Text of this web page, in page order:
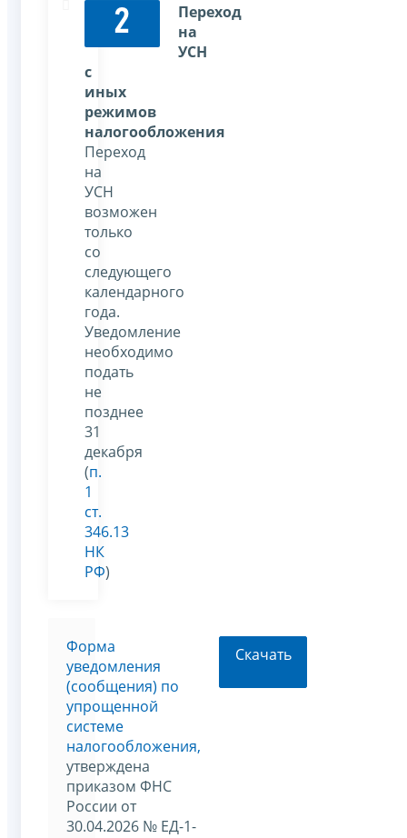
2
Переход
на
УСН
с
иных
режимов
налогообложения
Переход
на
УСН
возможен
только
со
следующего
календарного
года.
Уведомление
необходимо
подать
не
позднее
31
декабря
(п.
1
ст.
346.13
НК
РФ)
Форма
уведомления
(сообщения) по
упрощенной
системе
налогообложения,
утверждена
приказом ФНС
России от
30.04.2026 № ЕД-1-
Скачать